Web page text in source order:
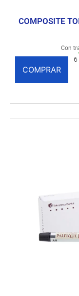
COMPOSITE
Con
6
COMPRAR